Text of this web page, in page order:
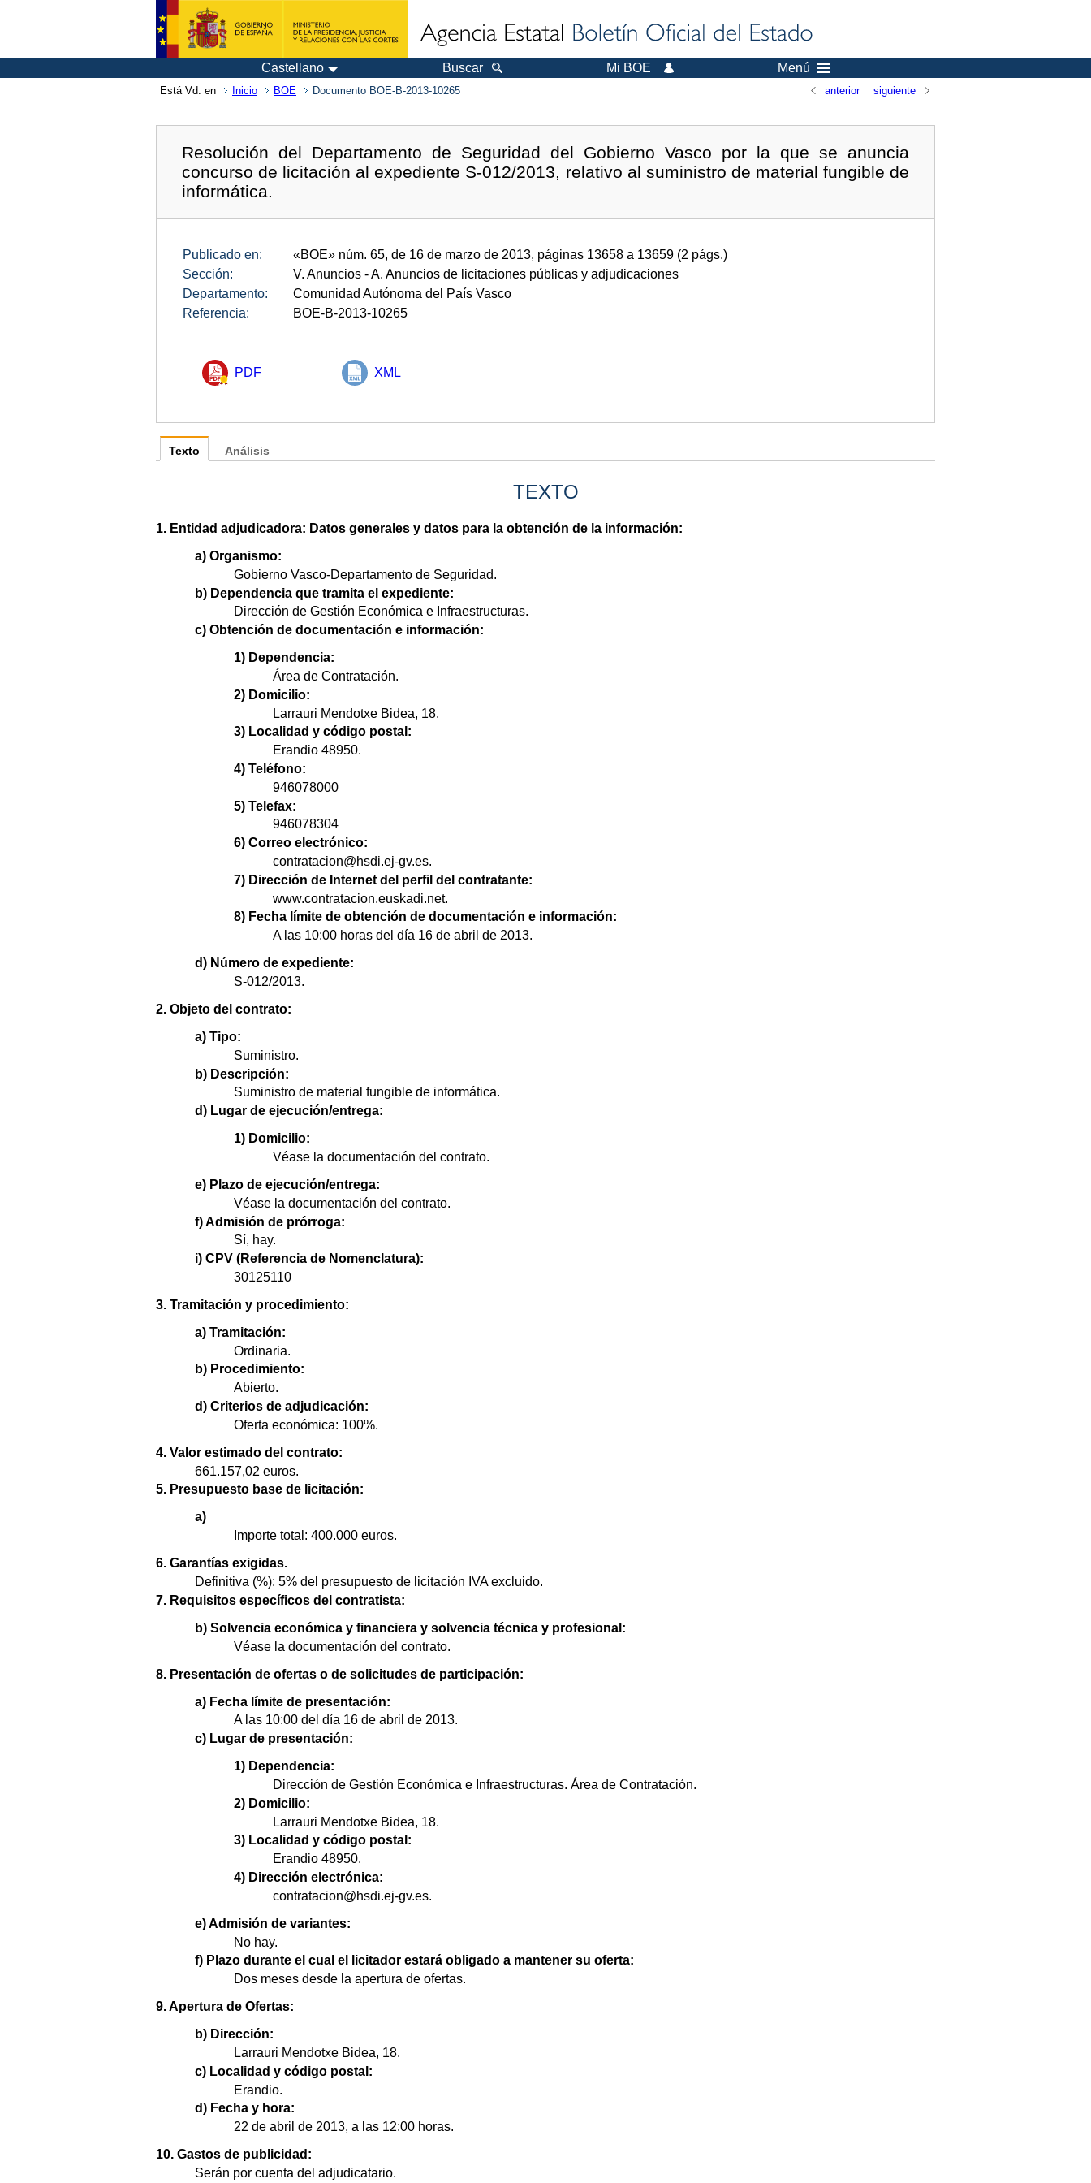
Castellano Buscar Mi BOE Menú
Está Vd. en Inicio BOE Documento BOE-B-2013-10265 anterior siguiente
Resolución del Departamento de Seguridad del Gobierno Vasco por la que se anuncia
concurso de licitación al expediente S-012/2013, relativo al suministro de material fungible de
informática.
Publicado en: «BOE» núm. 65, de 16 de marzo de 2013, páginas 13658 a 13659 (2 págs.)
Sección:
V. Anuncios - A. Anuncios de licitaciones públicas y adjudicaciones
Departamento:
Comunidad Autónoma del País Vasco
Referencia:
BOE-B-2013-10265
PDF XML
Texto
TEXTO
1. Entidad adjudicadora: Datos generales y datos para la obtención de la información:
a) Organismo:
Gobierno Vasco-Departamento de Seguridad.
b) Dependencia que tramita el expediente:
Dirección de Gestión Económica e Infraestructuras.
c) Obtención de documentación e información:
1) Dependencia:
Área de Contratación.
2) Domicilio:
Larrauri Mendotxe Bidea, 18.
3) Localidad y código postal:
Erandio 48950.
4) Teléfono:
946078000
5) Telefax:
946078304
6) Correo electrónico:
contratacion@hsdi.ej-gv.es.
7) Dirección de Internet del perfil del contratante:
www.contratacion.euskadi.net.
8) Fecha límite de obtención de documentación e información:
A las 10:00 horas del día 16 de abril de 2013.
d) Número de expediente:
S-012/2013.
2. Objeto del contrato:
a) Tipo:
Suministro.
b) Descripción:
Suministro de material fungible de informática.
d) Lugar de ejecución/entrega:
1) Domicilio:
Véase la documentación del contrato.
e) Plazo de ejecución/entrega:
Véase la documentación del contrato.
f) Admisión de prórroga:
Sí, hay.
i) CPV (Referencia de Nomenclatura):
30125110
3. Tramitación y procedimiento:
a) Tramitación:
Ordinaria.
b) Procedimiento:
Abierto.
d) Criterios de adjudicación:
Oferta económica: 100%.
4. Valor estimado del contrato:
661.157,02 euros.
5. Presupuesto base de licitación:
a)
Importe total: 400.000 euros.
6. Garantías exigidas.
Definitiva (%): 5% del presupuesto de licitación IVA excluido.
7. Requisitos específicos del contratista:
b) Solvencia económica y financiera y solvencia técnica y profesional:
Véase la documentación del contrato.
8. Presentación de ofertas o de solicitudes de participación:
a) Fecha límite de presentación:
A las 10:00 del día 16 de abril de 2013.
c) Lugar de presentación:
1) Dependencia:
Dirección de Gestión Económica e Infraestructuras. Área de Contratación.
2) Domicilio:
Larrauri Mendotxe Bidea, 18.
3) Localidad y código postal:
Erandio 48950.
4) Dirección electrónica:
contratacion@hsdi.ej-gv.es.
e) Admisión de variantes:
No hay.
f) Plazo durante el cual el licitador estará obligado a mantener su oferta:
Dos meses desde la apertura de ofertas.
9. Apertura de Ofertas:
b) Dirección:
Larrauri Mendotxe Bidea, 18.
c) Localidad y código postal:
Erandio.
d) Fecha y hora:
22 de abril de 2013, a las 12:00 horas.
10. Gastos de publicidad:
Serán por cuenta del adjudicatario.
Análisis